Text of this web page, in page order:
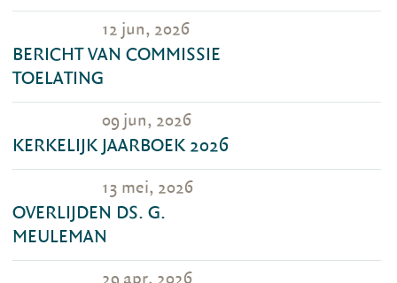
12 jun, 2026
BERICHT VAN COMMISSIE
TOELATING
09 jun, 2026
KERKELIJK JAARBOEK 2026
13 mei, 2026
OVERLIJDEN DS. G.
MEULEMAN
29 apr, 2026